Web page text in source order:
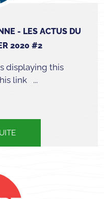
- LES ACTUS DU
2020 #2
displaying this
link ...